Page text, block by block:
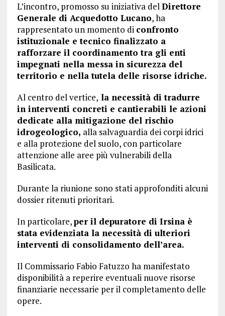
L’incontro, promosso su iniziativa delDirettore
Generale di Acquedotto Lucano, ha
rappresentato un momento di confronto
istituzionale e tecnico finalizzato a
rafforzare il coordinamento tra gli enti
impegnati nella messa in sicurezza del
territorio e nella tutela delle risorse idriche.
Al centro del vertice, la necessità di tradurre
in interventi concreti e cantierabili le azioni
dedicate alla mitigazione del rischio
idrogeologico, alla salvaguardia dei corpi idrici
e alla protezione del suolo, con particolare
attenzione alle aree più vulnerabili della
Basilicata.
Durante la riunione sono stati approfonditi alcuni
dossier ritenuti prioritari.
In particolare,per il depuratore di Irsina è
stata evidenziata la necessità di ulteriori
interventi di consolidamento dell’area.
Il Commissario Fabio Fatuzzo ha manifestato
disponibilità a reperire eventuali nuove risorse
finanziarie necessarie per il completamento delle
opere.